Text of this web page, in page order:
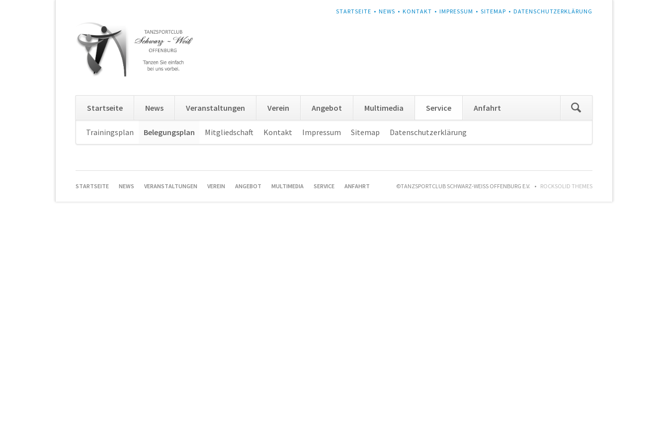
NAVIGATION
STARTSEITE NEWS KONTAKT IMPRESSUM SITEMAP DATENSCHUTZERKLÄRUNG
überspringen
Startseite News Veranstaltungen Verein Angebot Multimedia Service Anfahrt
überspringen
überspringen
Trainingsplan Belegungsplan Mitgliedschaft Kontakt Impressum Sitemap Datenschutzerklärung
NAVIGATION
STARTSEITE NEWS VERANSTALTUNGEN VEREIN ANGEBOT MULTIMEDIA SERVICE ANFAHRT ©TANZSPORTCLUB SCHWARZ-WEISS OFFENBURG E.V. ROCKSOLID THEMES